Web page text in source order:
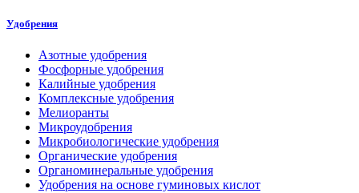
Удобрения
Азотные удобрения
Фосфорные удобрения
Калийные удобрения
Комплексные удобрения
Мелиоранты
Микроудобрения
Микробиологические удобрения
Органические удобрения
Органоминеральные удобрения
Удобрения на основе гуминовых кислот